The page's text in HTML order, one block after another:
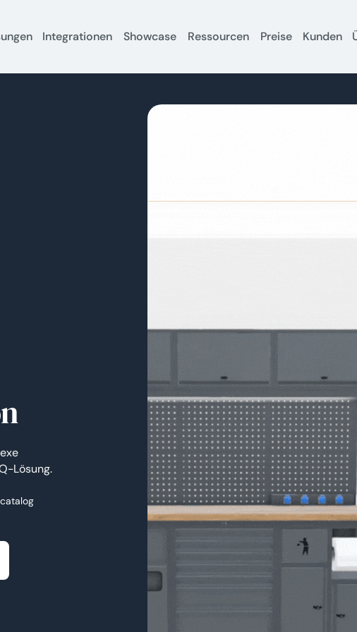
Integrationen Showcase Ressourcen Preise Kunden
Lösung.